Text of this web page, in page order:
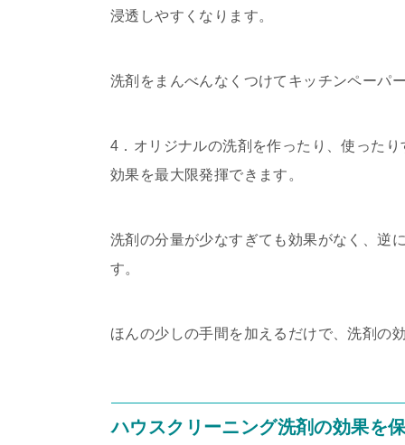
浸透しやすくなります。
洗剤をまんべんなくつけてキッチンペーパ
4．オリジナルの洗剤を作ったり、使った
効果を最大限発揮できます。
洗剤の分量が少なすぎても効果がなく、逆
す。
ほんの少しの手間を加えるだけで、洗剤の
ハウスクリーニング洗剤の効果を